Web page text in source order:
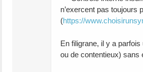
n’exercent pas toujours
(https://
En filigrane, il y a
ou de contentieux) sans